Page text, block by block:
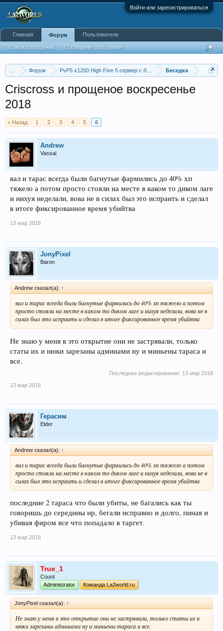
Войти или зарегистрироваться
Форум PvP5 x1200 High Five 5 сервер с баферомБеседка
Criscross и прощеное воскресенье
2018
< Назад 1 2 3 4 5 6
Andrew
Vassal
вал и тарас всегда были багнутые фармились до 40% хп
тяжело а потом просто стояли на месте в каком то диком лаге
и нихуя неделали, вова не в силах был это испраить и сделал
в итоге фиксированное время убийтва
13 мар 2018
JonyPixel
Baron
Andrew сказал(а): ↑
вал и тарас всегда были багнутые фармились до 40% хп тяжело а потом
просто стояли на месте в каком то диком лаге и нихуя неделали, вова не в
силах был это испраить и сделал в итоге фиксированное время убийтва
Не знаю у меня в это открытие они не застрявали, только
статы их и нюки зарезаны админами ну и миньены тараса и
все.
Последнее редактирование: 13 мар 2018
13 мар 2018
Герасим
Elder
Andrew сказал(а): ↑
вал и тарас всегда были багнутые фармились до 40% хп тяжело а потом
просто стояли на месте в каком то диком лаге и нихуя неделали, вова не в
силах был это испраить и сделал в итоге фиксированное время убийтва
последние 2 тараса что были убиты, не багались как ты
говоришь до середины нр, бегали исправно и долго, пиная и
убивая фиром все что попадало в таргет.
13 мар 2018
True_1
Count
Administrator
Команда La2world.ru
JonyPixel сказал(а): ↑
Не знаю у меня в это открытие они не застрявали, только статы их и
нюки зарезаны админами ну и миньены тараса и все.
Главная Форум
Поиск сообщений Последние сообщения
Пользователи